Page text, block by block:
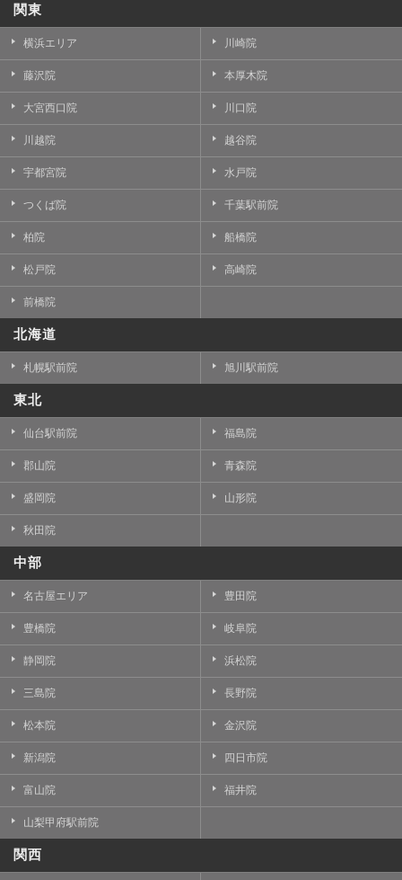
関東
横浜エリア 川崎院
藤沢院 本厚木院
大宮西口院 川口院
川越院 越谷院
宇都宮院 水戸院
つくば院 千葉駅前院
柏院 船橋院
松戸院 高崎院
前橋院
北海道
札幌駅前院 旭川駅前院
東北
仙台駅前院 福島院
郡山院 青森院
盛岡院 山形院
秋田院
中部
名古屋エリア 豊田院
豊橋院 岐阜院
静岡院 浜松院
三島院 長野院
松本院 金沢院
新潟院 四日市院
富山院 福井院
山梨甲府駅前院
関西